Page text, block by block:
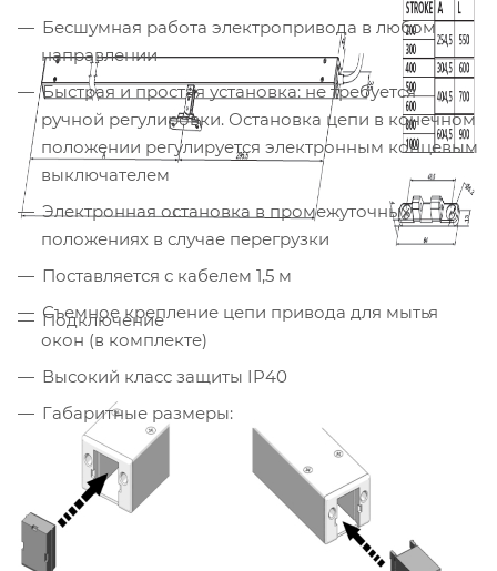
Бесшумная работа электропривода в любом
направлении
Быстрая и простая установка: не требуется
ручной регулировки. Остановка цепи в конечном
положении регулируется электронным концевым
выключателем
Электронная остановка в промежуточных
положениях в случае перегрузки
Поставляется с кабелем 1,5 м
Съемное крепление цепи привода для мытья
окон (в комплекте)
Высокий класс защиты IP40
Габаритные размеры:
Подключение